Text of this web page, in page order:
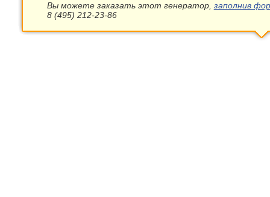
Вы можете заказать этот генератор, заполнив
8 (495) 212-23-86